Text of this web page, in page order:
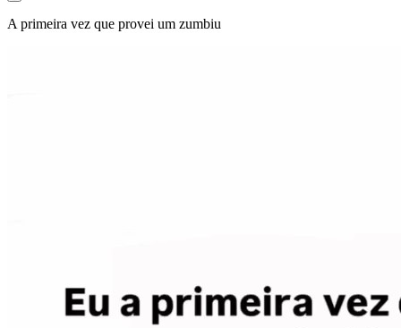
A primeira vez que provei um zumbiu